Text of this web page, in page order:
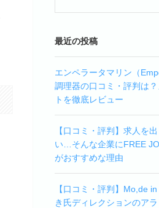
最近の投稿
エンペラータマリン（
調理器の口コミ・評判は
トを徹底レビュー
【口コミ・評判】求人を
い…そんな企業にFREE
がおすすめな理由
【口コミ・評判】Mo,de
き氏ディレクションのア